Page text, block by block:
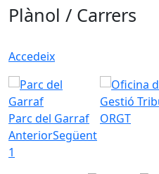
Plànol / Carrers
Accedeix
Parc del Garraf ORGT
AnteriorSegüent
1